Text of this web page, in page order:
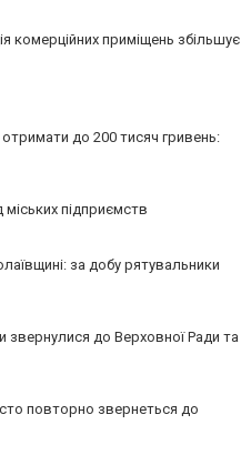
комерційних приміщень збільшує
до 200 тисяч гривень:
підприємств
за добу рятувальники
звернулися до Верховної Ради та
повторно звернеться до